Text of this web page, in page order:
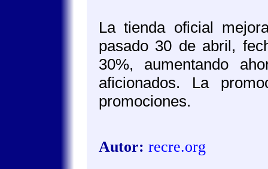
La tienda oficial
pasado 30 de abril,
30%, aumentando
aficionados. La
promociones.
Autor: recre.org